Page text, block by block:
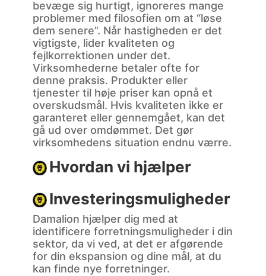
bevæge sig hurtigt, ignoreres mange
problemer med filosofien om at “løse
dem senere”. Når hastigheden er det
vigtigste, lider kvaliteten og
fejlkorrektionen under det.
Virksomhederne betaler ofte for
denne praksis. Produkter eller
tjenester til høje priser kan opnå et
overskudsmål. Hvis kvaliteten ikke er
garanteret eller gennemgået, kan det
gå ud over omdømmet. Det gør
virksomhedens situation endnu værre.
Hvordan vi hjælper
Investeringsmuligheder
Damalion hjælper dig med at
identificere forretningsmuligheder i din
sektor, da vi ved, at det er afgørende
for din ekspansion og dine mål, at du
kan finde nye forretninger.